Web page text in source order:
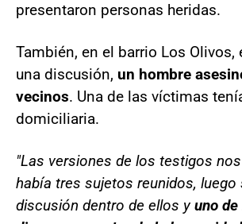
presentaron personas heridas.
También, en el barrio Los Olivos,
una discusión, un hombre
vecinos. Una de las víctimas
domiciliaria.
"Las versiones de los testigos
había tres sujetos reunidos, luego
discusión dentro de ellos yuno